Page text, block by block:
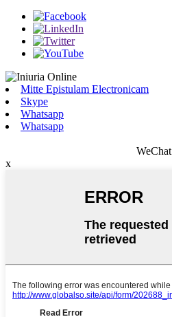
Mitte Epistulam Electronicam
Skype
Whatsapp
Whatsapp
WeChat
x